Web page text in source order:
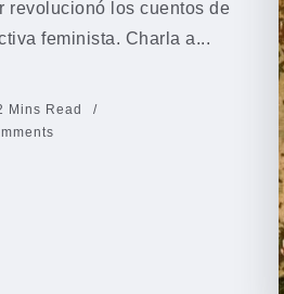
revolucionó los cuentos de
feminista. Charla a...
Mins Read